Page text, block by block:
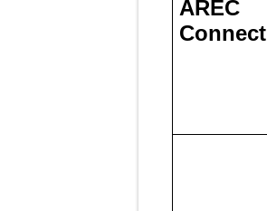
AREC
Connect